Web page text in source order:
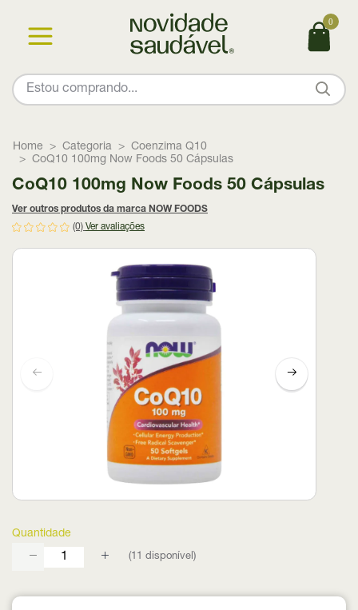
0
Home Categoria
Coenzima Q10
CoQ10 100mg Now Foods 50 Cápsulas
Quantidade
(11 disponível)
CoQ10 100mg Now Foods 50 Cápsulas
Ver outros produtos da marca NOW FOODS
(0) Ver avaliações